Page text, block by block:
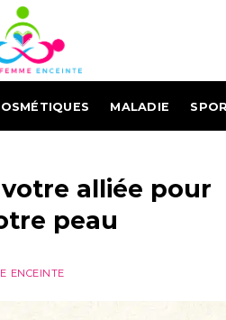
MALADIE
alliée pour
peau
ENCEINTE